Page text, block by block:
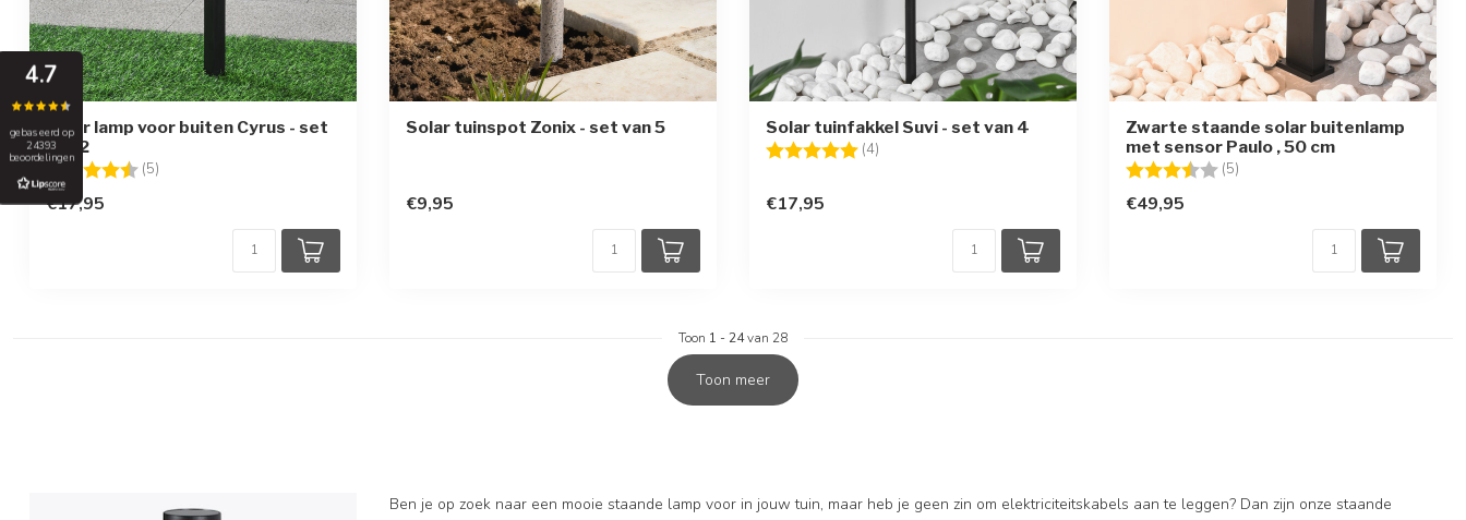
Solar lamp voor buiten Cyrus - set
van 2
Beoordeling: (5)
€17,95
Solar tuinspot Zonix - set van 5
€9,95
Solar tuinfakkel Suvi - set van 4
Beoordeling: (4)
€17,95
Zwarte staande solar buitenlamp
met sensor Paulo , 50 cm
Beoordeling: (5)
€49,95
Toon 1 - 24van 28
Toon meer
Ben je op zoek naar een mooie staande lamp voor in jouw tuin, maar heb je geen zin om elektriciteitskabels aan te leggen? Dan zijn onze staande
4.7
gebaseerd op
24393
beoordelingen